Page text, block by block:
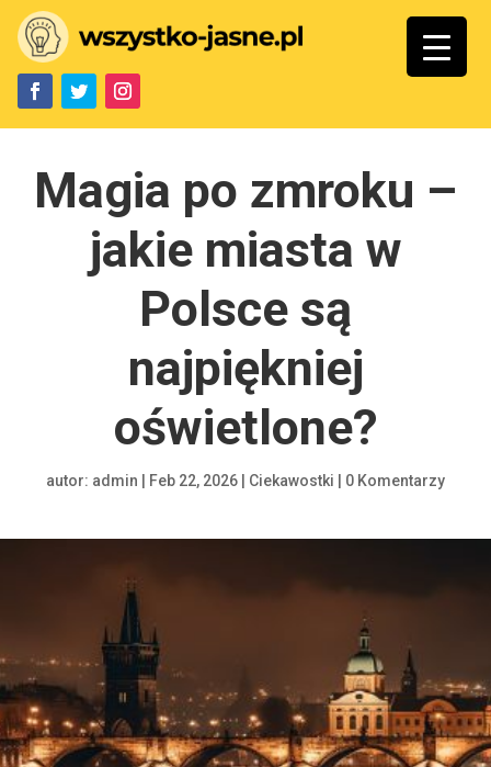
Magia po zmroku –
jakie miasta w
Polsce są
najpiękniej
oświetlone?
autor: admin | Feb 22, 2026 | Ciekawostki | 0 Komentarzy